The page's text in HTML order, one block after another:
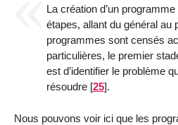
La création d’un
étapes, allant du général au
programmes sont censés
particulières, le premier
est d’identifier le problème
résoudre[25].
Nous pouvons voir ici que les